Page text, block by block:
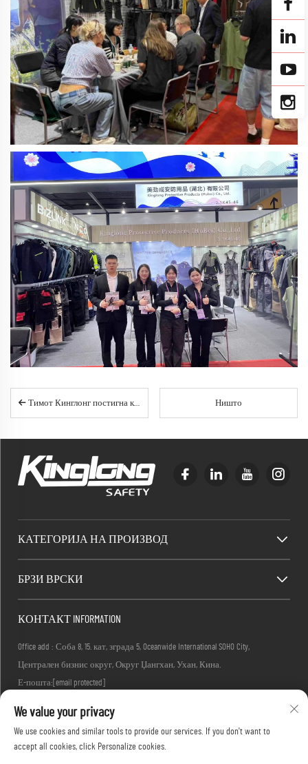
Тимот Кинглонг постигна класа Б во ажурираниот BV фабрички систем за квалитет, со што се засилува приврзаноста кон извонредност во производството Ништо
КАТЕГОРИЈА НА ПРОИЗВОД
БРЗИ ВРСКИ
КОНТАКТ INFORMATION
Office add : Соба 8, 15. кат, зграда 5, Oceanwide International SOHO City,
Централен бизнис округ, Округ Џангхан, Ухан, Кина.
Е-пошта: [email protected]
We value your privacy
We use cookies and similar tools to provide our services. If you don't want to
accept all cookies, click Personalize cookies.